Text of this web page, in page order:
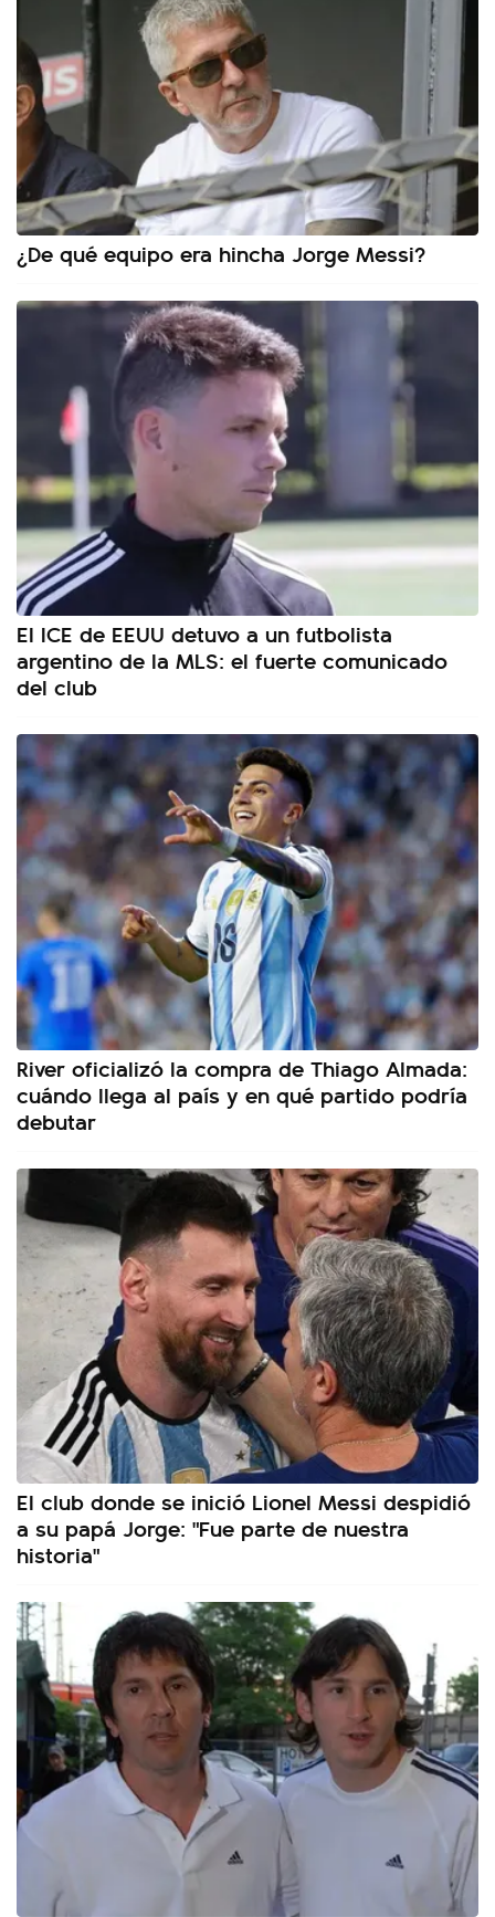
¿De qué equipo era hincha Jorge Messi?
El ICE de EEUU detuvo a un futbolista
argentino de la MLS: el fuerte comunicado
del club
River oficializó la compra de Thiago Almada:
cuándo llega al país y en qué partido podría
debutar
El club donde se inició Lionel Messi despidió
a su papá Jorge: "Fue parte de nuestra
historia"